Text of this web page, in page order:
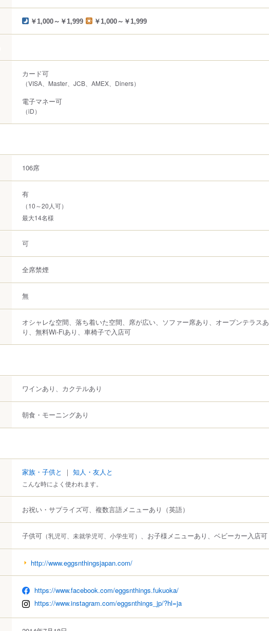
￥1,000～￥1,999 ￥1,000～￥1,999
カード可
（VISA、Master、JCB、AMEX、Diners）
電子マネー可
（iD）
106席
有
（10～20人可）
最大14名様
可
全席禁煙
無
オシャレな空間、落ち着いた空間、席が広い、ソファー席あり、オープンテラスあ
り、無料Wi-Fiあり、車椅子で入店可
ワインあり、カクテルあり
朝食・モーニングあり
家族・子供と ｜ 知人・友人と
こんな時によく使われます。
お祝い・サプライズ可、複数言語メニューあり（英語）
子供可 （乳児可、未就学児可、小学生可） 、お子様メニューあり、ベビーカー入店可
http://www.eggsnthingsjapan.com/
https://www.facebook.com/eggsnthings.fukuoka/
https://www.instagram.com/eggsnthings_jp/?hl=ja